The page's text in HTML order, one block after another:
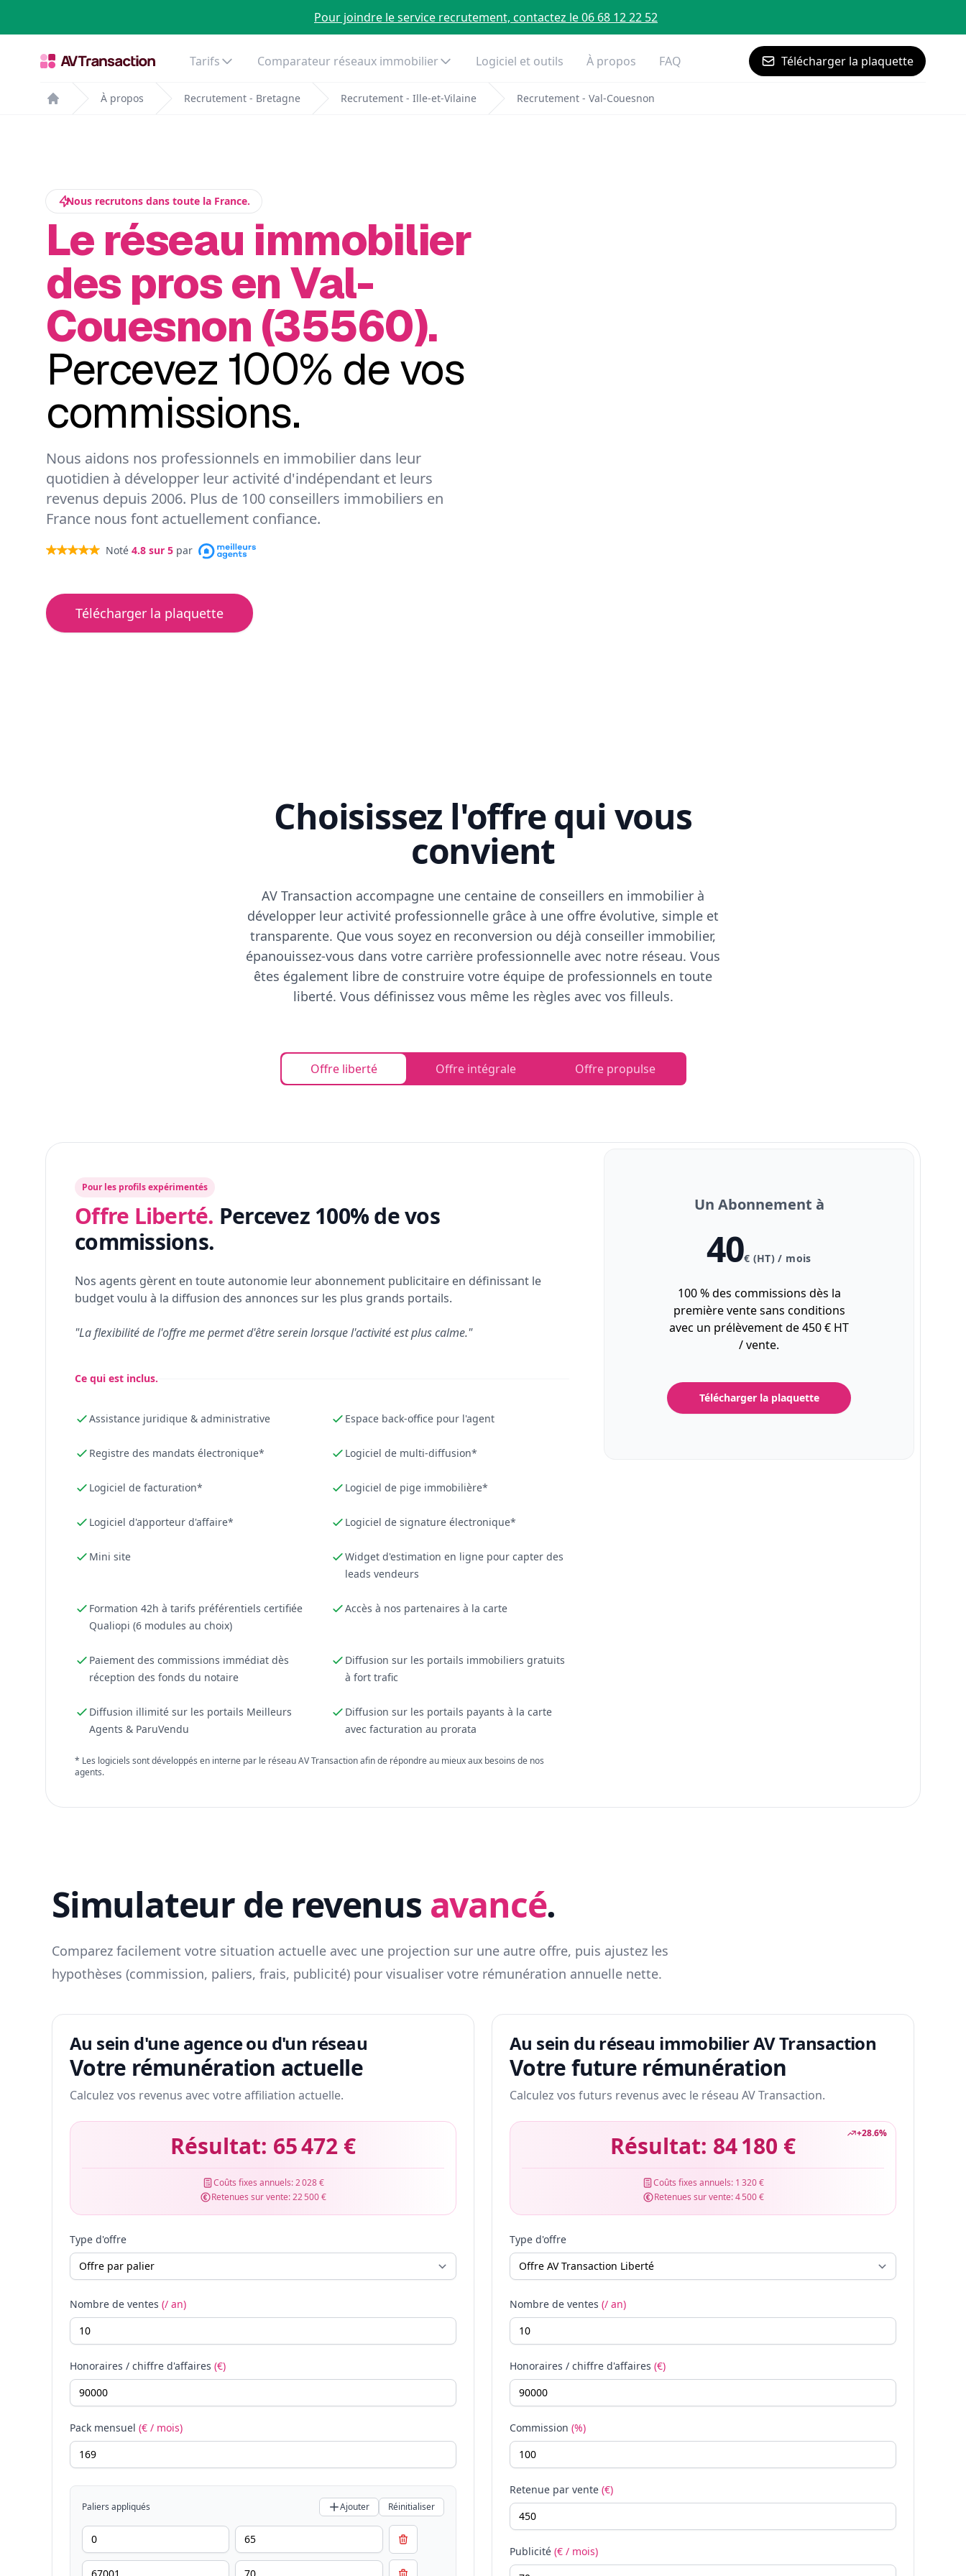
Pour joindre le service recrutement, contactez le 06 68 12 22 52
Tarifs Comparateur réseaux immobilier Logiciel et outils À propos FAQ Télécharger la plaquette
Home
À propos Recrutement - Bretagne Recrutement - Ille-et-Vilaine Recrutement - Val-Couesnon
Nous recrutons dans toute la France.
Le réseau immobilier
des pros en Val-
Couesnon (35560).
Percevez 100% de vos
commissions.
Nous aidons nos professionnels en immobilier dans leur
quotidien à développer leur activité d'indépendant et leurs
revenus depuis 2006. Plus de 100 conseillers immobiliers en
France nous font actuellement confiance.
Noté 4.8 sur 5 par
Télécharger la plaquette
Choisissez l'offre qui vous
convient
AV Transaction accompagne une centaine de conseillers en immobilier à
développer leur activité professionnelle grâce à une offre évolutive, simple et
transparente. Que vous soyez en reconversion ou déjà conseiller immobilier,
épanouissez-vous dans votre carrière professionnelle avec notre réseau. Vous
êtes également libre de construire votre équipe de professionnels en toute
liberté. Vous définissez vous même les règles avec vos filleuls.
Offre liberté Offre intégrale Offre propulse
Pour les profils expérimentés
Offre Liberté. Percevez 100% de vos
commissions.
Nos agents gèrent en toute autonomie leur abonnement publicitaire en définissant le
budget voulu à la diffusion des annonces sur les plus grands portails.
"La flexibilité de l'offre me permet d'être serein lorsque l'activité est plus calme."
Ce qui est inclus.
Assistance juridique & administrative Espace back-office pour l'agent
Registre des mandats électronique* Logiciel de multi-diffusion*
Logiciel de facturation* Logiciel de pige immobilière*
Logiciel d'apporteur d'affaire* Logiciel de signature électronique*
Mini site
Widget d'estimation en ligne pour capter des
leads vendeurs
Formation 42h à tarifs préférentiels certifiée
Qualiopi (6 modules au choix)
Accès à nos partenaires à la carte
Paiement des commissions immédiat dès
réception des fonds du notaire
Diffusion sur les portails immobiliers gratuits
à fort trafic
Diffusion illimité sur les portails Meilleurs
Agents & ParuVendu
Diffusion sur les portails payants à la carte
avec facturation au prorata
* Les logiciels sont développés en interne par le réseau AV Transaction afin de répondre au mieux aux besoins de nos
agents.
Un Abonnement à
40€ (HT) / mois
100 % des commissions dès la
première vente sans conditions
avec un prélèvement de 450 € HT
/ vente.
Télécharger la plaquette
Simulateur de revenus avancé.
Comparez facilement votre situation actuelle avec une projection sur une autre offre, puis ajustez les
hypothèses (commission, paliers, frais, publicité) pour visualiser votre rémunération annuelle nette.
Au sein d'une agence ou d'un réseau
Votre rémunération actuelle
Calculez vos revenus avec votre affiliation actuelle.
Résultat: 65 472 €
Coûts fixes annuels:2 028 €
Retenues sur vente:22 500 €
Type d'offre
Nombre de ventes (/ an)
Honoraires / chiffre d'affaires (€)
Pack mensuel (€ / mois)
Paliers appliqués Ajouter Réinitialiser
Au sein du réseau immobilier AV Transaction
Votre future rémunération
Calculez vos futurs revenus avec le réseau AV Transaction.
+28.6%
Résultat: 84 180 €
Coûts fixes annuels: 1 320 €
Retenues sur vente:4 500 €
Type d'offre
Nombre de ventes (/ an)
Honoraires / chiffre d'affaires (€)
Commission (%)
Retenue par vente (€)
Publicité (€ / mois)